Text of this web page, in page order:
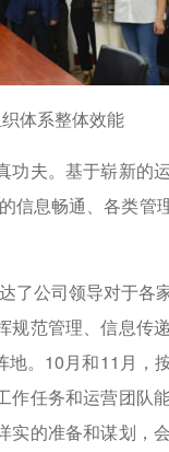
体系整体效能
夫。基于崭新的
信息畅通、各类管
公司领导对于各
范管理、信息传
。10月和11月，
任务和运营团队
的准备和谋划，